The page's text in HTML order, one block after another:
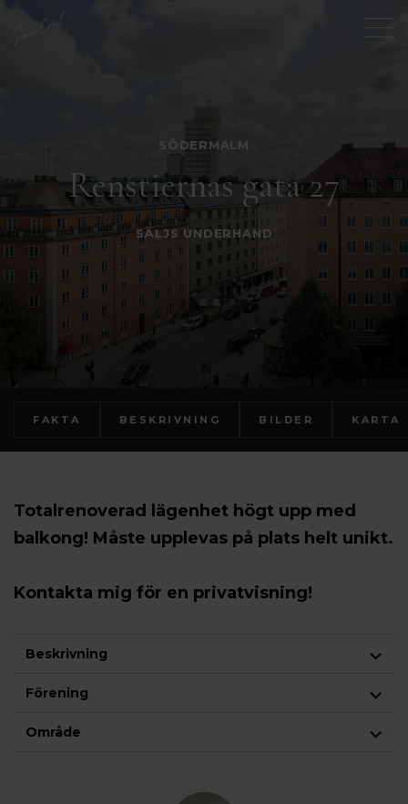
SÖDERMALM
Renstiernas gata 27
SÄLJS UNDERHAND
FAKTA BESKRIVNING BILDER KARTA
Totalrenoverad lägenhet högt upp med
balkong! Måste upplevas på plats helt unikt.
Kontakta mig för en privatvisning!
Beskrivning
Förening
Område